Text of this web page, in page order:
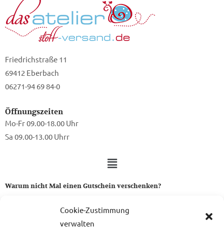
Cookie-Zustimmung
verwalten
Friedrichstraße 11
69412 Eberbach
06271-94 69 84-0
Öffnungszeiten
Mo-Fr 09.00-18.00 Uhr
Sa 09.00-13.00 Uhrr
Warum nicht Mal einen Gutschein verschenken?
Ein Gutschein von uns ist das perfekte Geschenk für alle Stoff-